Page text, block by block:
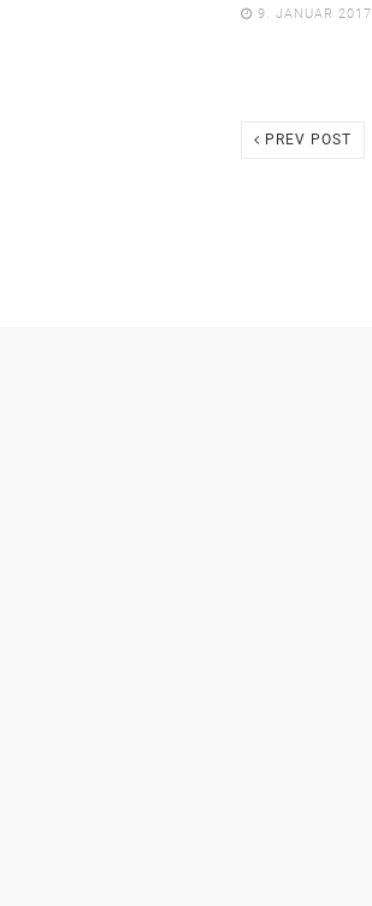
9. JANUAR 2017
PREV POST